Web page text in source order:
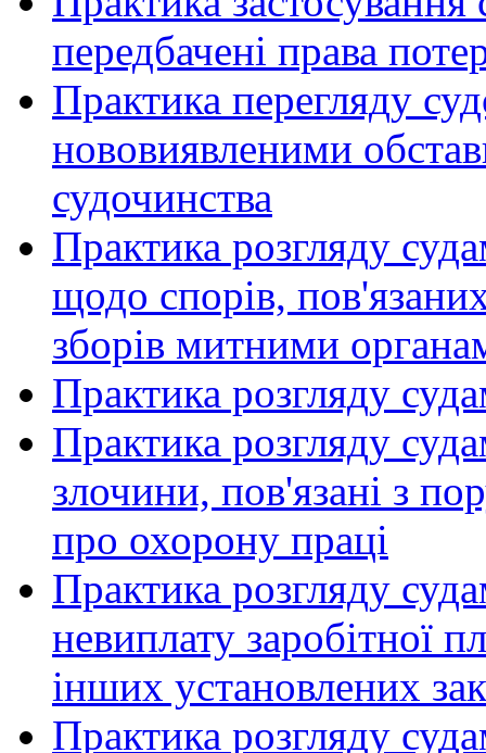
передбачені права
Практика перегляду
нововиявленими
судочинства
Практика розгляду
щодо спорів,
зборів митними
Практика розгляду
Практика розгляду
злочини, пов'язанi з
про охорону працi
Практика розгляду
невиплату заробітної
інших установлених
Практика розгляду